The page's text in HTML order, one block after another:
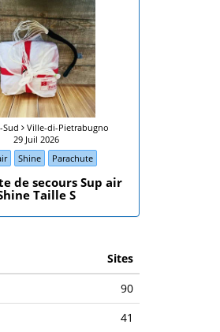
Sud Ville-di-Pietrabugno
29 Juil 2026
Shine Parachute
de secours Sup air
Taille S
Sites
90
41